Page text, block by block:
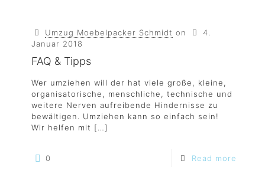
Umzug Moebelpacker Schmidt on
4.
Januar 2018
FAQ & Tipps
Wer umziehen will der hat viele große, kleine,
organisatorische, menschliche, technische und
weitere Nerven aufreibende Hindernisse zu
bewältigen. Umziehen kann so einfach sein!
Wir helfen mit […]
0 Read more